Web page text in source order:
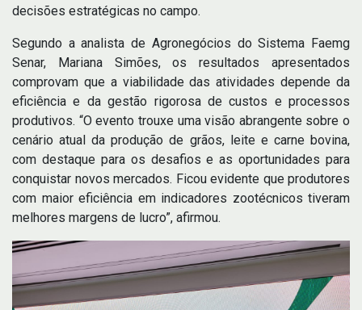
decisões estratégicas no campo.
Segundo a analista de Agronegócios do Sistema Faemg
Senar, Mariana Simões, os resultados apresentados
comprovam que a viabilidade das atividades depende da
eficiência e da gestão rigorosa de custos e processos
produtivos. “O evento trouxe uma visão abrangente sobre o
cenário atual da produção de grãos, leite e carne bovina,
com destaque para os desafios e as oportunidades para
conquistar novos mercados. Ficou evidente que produtores
com maior eficiência em indicadores zootécnicos tiveram
melhores margens de lucro”, afirmou.